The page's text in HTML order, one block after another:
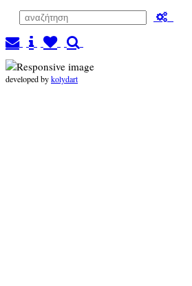
developed bykolydart